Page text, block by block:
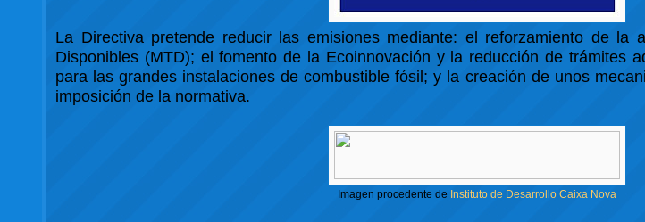
La Directiva pretende reducir las emisiones mediante: el reforzamiento de la
Disponibles (MTD); el fomento de la Ecoinnovación y la reducción de trámites
para las grandes instalaciones de combustible fósil; y la creación de unos
imposición de la normativa.
Imagen procedente de Instituto de Desarrollo Caixa Nova